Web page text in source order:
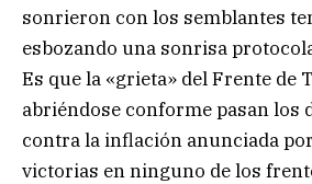
sonrieron con los semblantes
esbozando una sonrisa
Es que la «grieta» del Frente de
abriéndose conforme pasan los
contra la inflación anunciada
victorias en ninguno de los